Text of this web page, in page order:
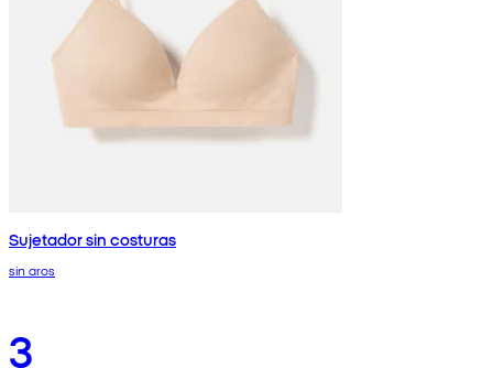
Sujetador sin costuras
sin aros
3